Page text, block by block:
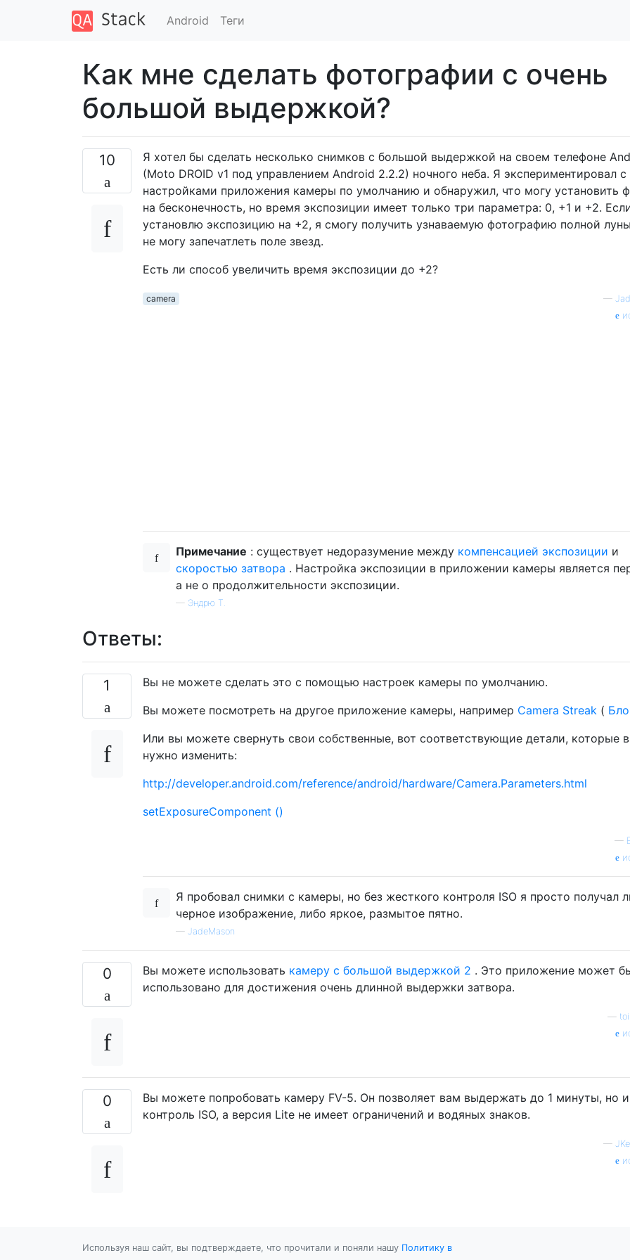
Android Теги
Как мне сделать фотографии с очень
большой выдержкой?
10
Я хотел бы сделать несколько снимков с большой выдержкой на своем телефоне
(Moto DROID v1 под управлением Android 2.2.2) ночного неба. Я экспериментировал с
настройками приложения камеры по умолчанию и обнаружил, что могу установить
на бесконечность, но время экспозиции имеет только три параметра: 0, +1 и +2.
установлю экспозицию на +2, я смогу получить узнаваемую фотографию полной
не могу запечатлеть поле звезд.
Есть ли способ увеличить время экспозиции до +2?
camera —
Примечание : существует недоразумение между компенсацией экспозиции и
скоростью затвора . Настройка экспозиции в приложении камеры является
а не о продолжительности экспозиции.
— Эндрю Т.
Ответы:
1
Вы не можете сделать это с помощью настроек камеры по умолчанию.
Вы можете посмотреть на другое приложение камеры, например Camera Streak (
Или вы можете свернуть свои собственные, вот соответствующие детали, которые
нужно изменить:
http://developer.android.com/reference/android/hardware/Camera.Parameters.html
setExposureComponent ()
—
Я пробовал снимки с камеры, но без жесткого контроля ISO я просто получал
черное изображение, либо яркое, размытое пятно.
— JadeMason
0 Вы можете использовать камеру с большой выдержкой 2 . Это приложение может
использовано для достижения очень длинной выдержки затвора.
0
Вы можете попробовать камеру FV-5. Он позволяет вам выдержать до 1 минуты, но
контроль ISO, а версия Lite не имеет ограничений и водяных знаков.
—
Используя наш сайт, вы подтверждаете, что прочитали и поняли нашу Политику в